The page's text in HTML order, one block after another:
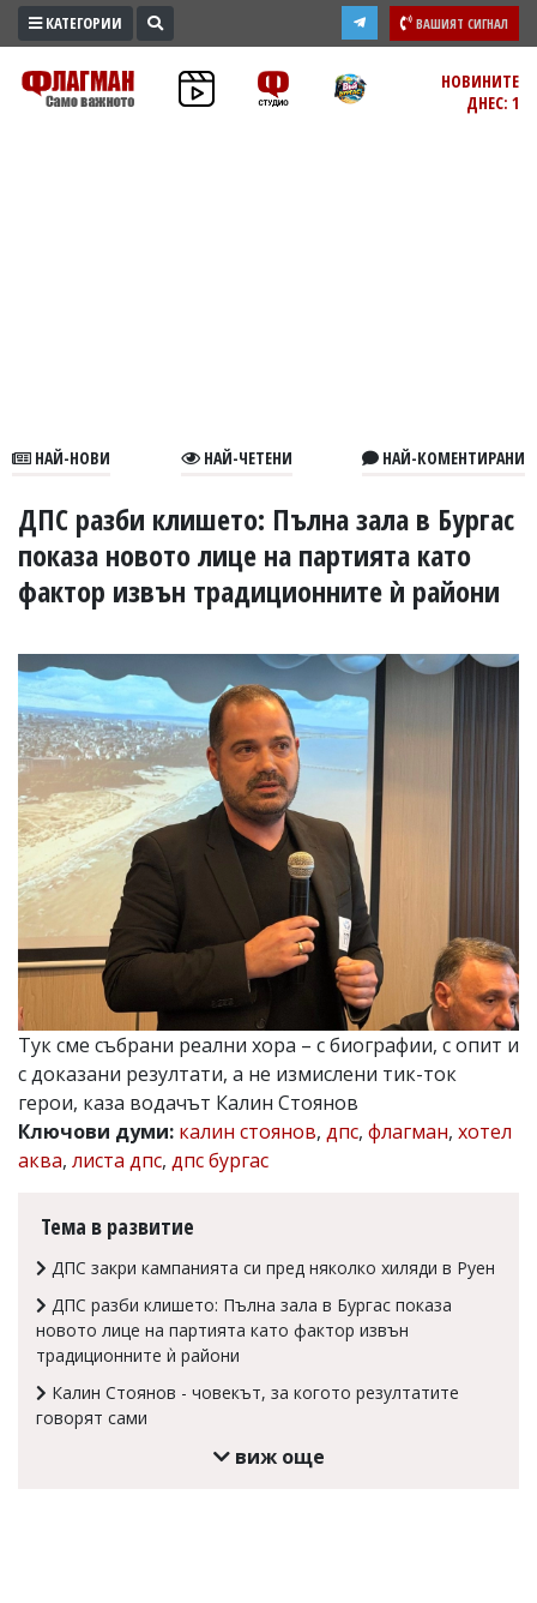
ПРОМО
ЗОНА
УКРАЙНА
СПОРТ
РАЗСЛЕДВАНЕ
БИЗНЕС
ЮГ
Управители:
Веселин
Василев,
email:
v.vasilev@flagman.bg
Катя
Касабова,
еmail:
k.kassabova@flagman.bg
Главен
редактор:
Иван
Колев,
email:
office@flagman.bg
Коментарите
под
статиите
се
читателите
редакцията
носи
отговорност
Ако
откриете
КАТЕГОРИИ ВАШИЯТ СИГНАЛ
НОВИНИТЕ
ДНЕС: 1
НАЙ-НОВИ НАЙ-ЧЕТЕНИ НАЙ-КОМЕНТИРАНИ
ДПС разби клишето: Пълна зала в Бургас
показа новото лице на партията като
фактор извън традиционните ѝ райони
Тук сме събрани реални хора – с биографии, с опит и
с доказани резултати, а не измислени тик-ток
герои, каза водачът Калин Стоянов
Ключови думи: калин стоянов, дпс, флагман, хотел
аква, листа дпс, дпс бургас
Тема в развитие
ДПС закри кампанията си пред няколко хиляди в Руен
ДПС разби клишето: Пълна зала в Бургас показа
новото лице на партията като фактор извън
традиционните ѝ райони
Калин Стоянов - човекът, за когото резултатите
говорят сами
виж още